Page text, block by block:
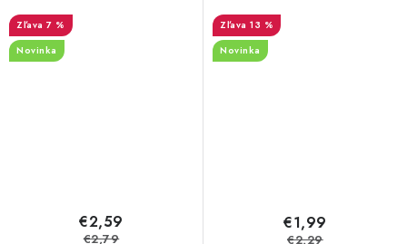
7 %
Novinka
€2,59
€2,79
13 %
Novinka
€1,99
€2,29